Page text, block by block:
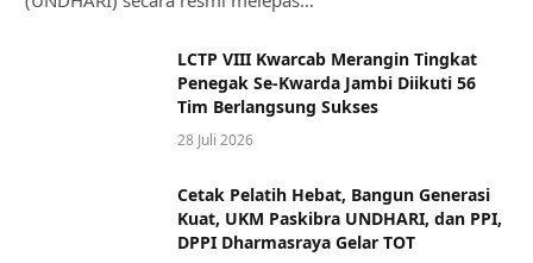
LCTP VIII Kwarcab Merangin Tingkat
Penegak Se-Kwarda Jambi Diikuti 56
Tim Berlangsung Sukses
28 Juli 2026
Cetak Pelatih Hebat, Bangun Generasi
Kuat, UKM Paskibra UNDHARI, dan PPI,
DPPI Dharmasraya Gelar TOT